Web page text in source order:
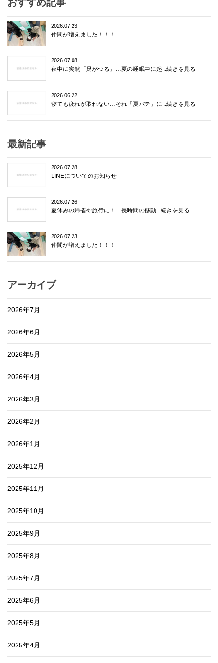
おすすめ記事
2026.07.23
仲間が増えました！！！
2026.07.08
夜中に突然「足がつる」…夏の睡眠中に起...続きを見る
2026.06.22
寝ても疲れが取れない…それ「夏バテ」に...続きを見る
最新記事
2026.07.28
LINEについてのお知らせ
2026.07.26
夏休みの帰省や旅行に！「長時間の移動...続きを見る
2026.07.23
仲間が増えました！！！
アーカイブ
2026年7月
2026年6月
2026年5月
2026年4月
2026年3月
2026年2月
2026年1月
2025年12月
2025年11月
2025年10月
2025年9月
2025年8月
2025年7月
2025年6月
2025年5月
2025年4月